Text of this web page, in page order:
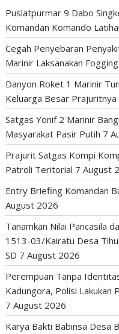
Puslatpurmar 9 Dabo
Komandan Komando
Cegah Penyebaran
Marinir Laksanakan Fogging
Danyon Roket 1 Marinir
Keluarga Besar Prajuritnya
Satgas Yonif 2 Marinir
Masyarakat Pasir Putih 7
Prajurit Satgas Kompi
Patroli Teritorial 7 August
Entry Briefing Komandan
August 2026
Tanamkan Nilai Pancasila
1513-03/Kairatu Desa
SD 7 August 2026
Perempuan Tanpa
Kadungora, Polisi Lakukan
7 August 2026
Karya Bakti Babinsa Desa